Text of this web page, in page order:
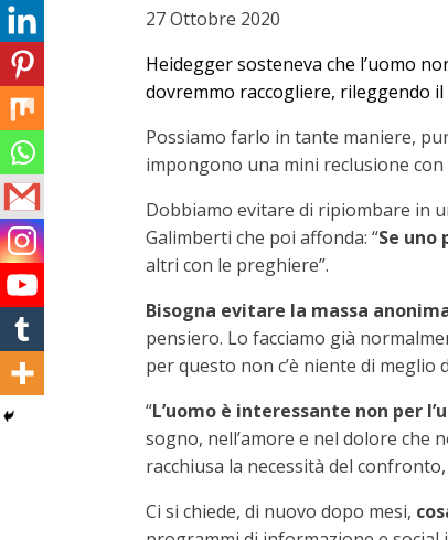
27 Ottobre 2020
Heidegger sosteneva che l’uomo
dovremmo raccogliere, rileggendo
Possiamo farlo in tante maniere,
impongono una mini reclusione
Dobbiamo evitare di ripiombare in
Galimberti che poi affonda: “Se
altri con le preghiere”.
Bisogna evitare la massa
pensiero. Lo facciamo già
per questo non c’è niente di
“L’uomo è interessante non per
sogno, nell’amore e nel dolore che
racchiusa la necessità del
Ci si chiede, di nuovo dopo mesi,